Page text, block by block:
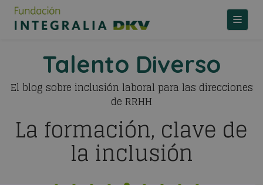
Talento Diverso
El blog sobre inclusión laboral para las direcciones
de RRHH
La formación, clave de
la inclusión